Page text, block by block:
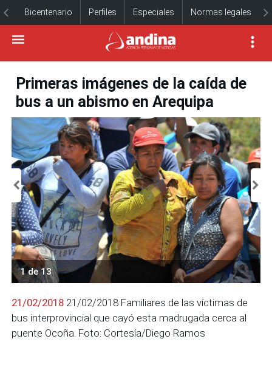
Bicentenario Perfiles Especiales Normas legales
Primeras imágenes de la caída de
bus a un abismo en Arequipa
1 de 13
21/02/2018 21/02/2018 Familiares de las víctimas de
bus interprovincial que cayó esta madrugada cerca al
puente Ocoña. Foto: Cortesía/Diego Ramos